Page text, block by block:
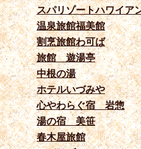
スパリゾートハワイア
温泉旅館福美館
割烹旅館わ可ば
旅館 遊湯亭
中根の湯
ホテルいづみや
心やわらぐ宿 岩惣
湯の宿 美笹
春木屋旅館